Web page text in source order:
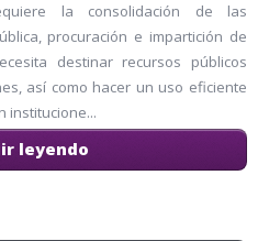
la consolidación de las
procuración e impartición de
destinar recursos públicos
así como hacer un uso eficiente
institucione...
leyendo